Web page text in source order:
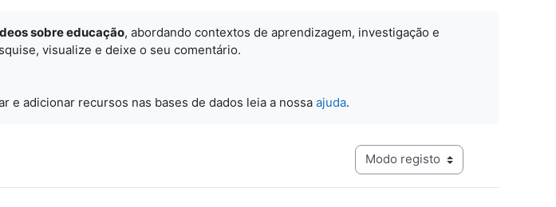
sobre educação, abordando contextos de aprendizagem, investigação e
visualize e deixe o seu comentário.
e adicionar recursos nas bases de dados leia a nossa ajuda.
Navegação terciária do modo de visualização